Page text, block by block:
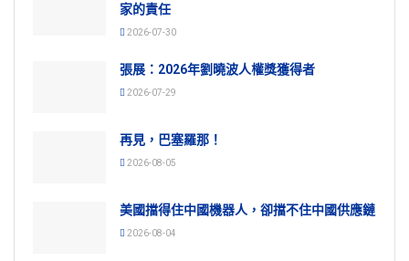
家的責任
2026-07-30
張展：2026年劉曉波人權獎獲得者
2026-07-29
再見，巴塞羅那！
2026-08-05
美國擋得住中國機器人，卻擋不住中國供應鏈
2026-08-04